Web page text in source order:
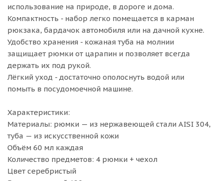
использование на природе, в дороге и дома.
Компактность - набор легко помещается в карман
рюкзака, бардачок автомобиля или на дачной кухне.
Удобство хранения - кожаная туба на молнии
защищает рюмки от царапин и позволяет всегда
держать их под рукой.
Лёгкий уход - достаточно ополоснуть водой или
помыть в посудомоечной машине.
Характеристики:
Материалы: рюмки — из нержавеющей стали AISI 304,
туба — из искусственной кожи
Объём 60 мл каждая
Количество предметов: 4 рюмки + чехол
Цвет серебристый